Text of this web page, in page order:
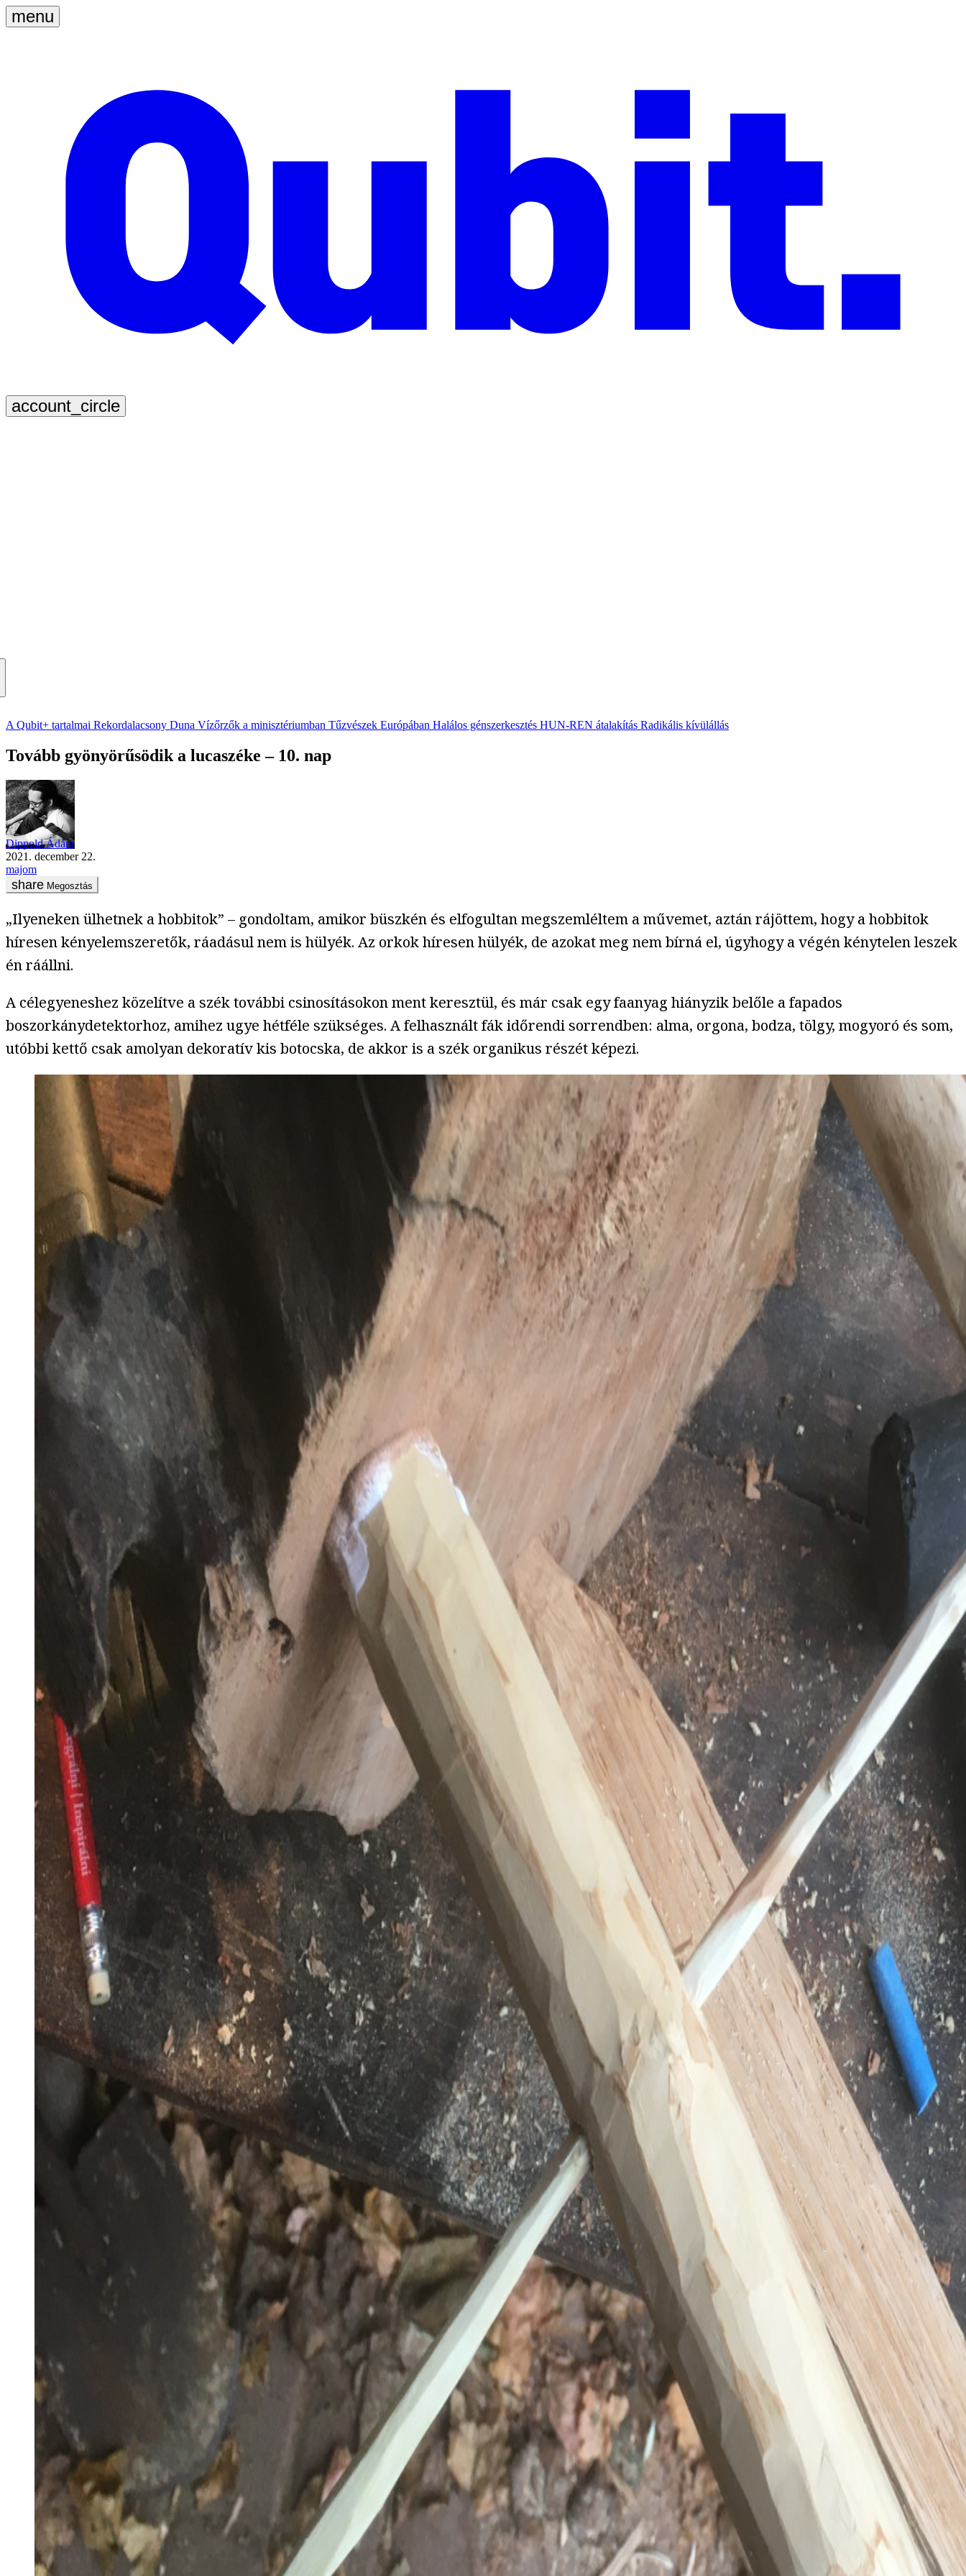
A Qubit+ tartalmai Rekordalacsony Duna Vízőrzők a minisztériumban Tűzvészek Európában Halálos génszerkesztés HUN-REN átalakítás Radikális kívülállás
Tovább gyönyörűsödik a lucaszéke – 10. nap
Dippold Ádám
2021. december 22.
majom
Megosztás
„Ilyeneken ülhetnek a hobbitok” – gondoltam, amikor büszkén és elfogultan megszemléltem a művemet, aztán rájöttem, hogy a hobbitok
híresen kényelemszeretők, ráadásul nem is hülyék. Az orkok híresen hülyék, de azokat meg nem bírná el, úgyhogy a végén kénytelen leszek
én ráállni.
A célegyeneshez közelítve a szék további csinosításokon ment keresztül, és már csak egy faanyag hiányzik belőle a fapados
boszorkánydetektorhoz, amihez ugye hétféle szükséges. A felhasznált fák időrendi sorrendben: alma, orgona, bodza, tölgy, mogyoró és som,
utóbbi kettő csak amolyan dekoratív kis botocska, de akkor is a szék organikus részét képezi.